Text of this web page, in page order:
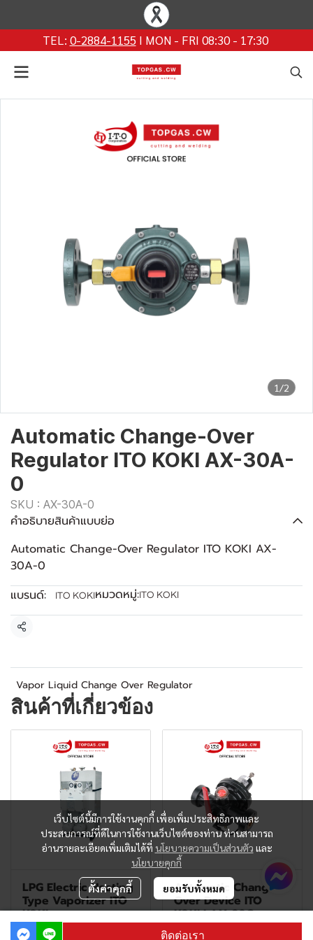
TEL: 0-2884-1155I MON - FRI 08:30 - 17:30
1/2
Automatic Change-Over
Regulator ITO KOKI AX-30A-
0
SKU : AX-30A-0
คำอธิบายสินค้าแบบย่อ
Automatic Change-Over Regulator ITO KOKI AX-
30A-0
แบรนด์:
ITO KOKI หมวดหมู่: ITO KOKI
แชร์
Vapor Liquid Change Over Regulator
สินค้าที่เกี่ยวข้อง
LPG Electric Heating
Type Vaporizer ITO
KOKI
Automatic Change-
Over Device ITO
KOKI LAX-20C
ติดต่อเรา
เว็บไซต์นี้มีการใช้งานคุกกี้ เพื่อเพิ่มประสิทธิภาพและ
ประสบการณ์ที่ดีในการใช้งานเว็บไซต์ของท่าน ท่านสามารถ
อ่านรายละเอียดเพิ่มเติมได้ที่ นโยบายความเป็นส่วนตัว และ
นโยบายคุกกี้
ตั้งค่าคุกกี้ ยอมรับทั้งหมด